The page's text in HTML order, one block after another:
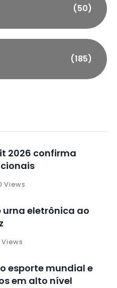
(50)
(185)
2026 confirma
Views
eletrônica ao
Views
esporte mundial e
em alto nível